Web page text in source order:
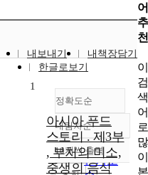
내보내기
내책장담기
한글로보기
정확도순
정확도
순
인기도
내림차순
내림차순
10개씩 출력
1
아시아 푸드
스토리 . 제3부
, 부처의 미소,
중생의 음식
어
추
천
이
검
색
어
로
많
이
본